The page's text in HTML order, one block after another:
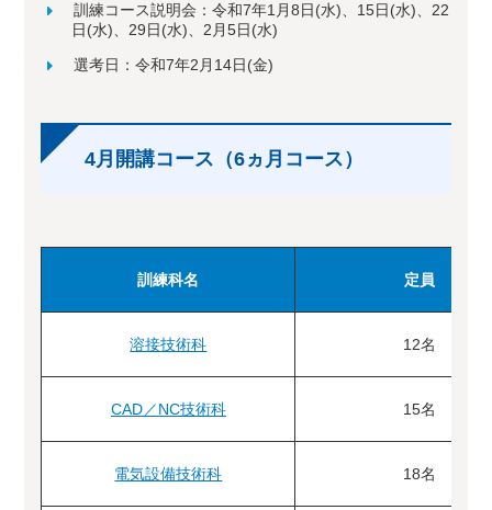
訓練コース説明会：令和7年1月8日(水)、15日(水)、22
日(水)、29日(水)、2月5日(水)
選考日：令和7年2月14日(金)
4月開講コース（6ヵ月コース）
訓練科名 定員
溶接技術科 12名
CAD／NC技術科 15名
電気設備技術科 18名